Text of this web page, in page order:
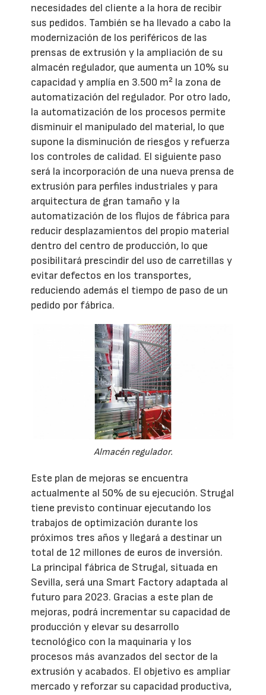
necesidades del cliente a la hora de recibir
sus pedidos. También se ha llevado a cabo la
modernización de los periféricos de las
prensas de extrusión y la ampliación de su
almacén regulador, que aumenta un 10% su
capacidad y amplía en 3.500 m² la zona de
automatización del regulador. Por otro lado,
la automatización de los procesos permite
disminuir el manipulado del material, lo que
supone la disminución de riesgos y refuerza
los controles de calidad. El siguiente paso
será la incorporación de una nueva prensa de
extrusión para perfiles industriales y para
arquitectura de gran tamaño y la
automatización de los flujos de fábrica para
reducir desplazamientos del propio material
dentro del centro de producción, lo que
posibilitará prescindir del uso de carretillas y
evitar defectos en los transportes,
reduciendo además el tiempo de paso de un
pedido por fábrica.
Almacén regulador.
Este plan de mejoras se encuentra
actualmente al 50% de su ejecución. Strugal
tiene previsto continuar ejecutando los
trabajos de optimización durante los
próximos tres años y llegará a destinar un
total de 12 millones de euros de inversión.
La principal fábrica de Strugal, situada en
Sevilla, será una Smart Factory adaptada al
futuro para 2023. Gracias a este plan de
mejoras, podrá incrementar su capacidad de
producción y elevar su desarrollo
tecnológico con la maquinaria y los
procesos más avanzados del sector de la
extrusión y acabados. El objetivo es ampliar
mercado y reforzar su capacidad productiva,